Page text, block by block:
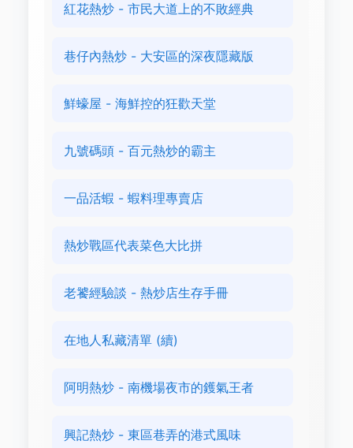
紅花熱炒 - 市民大道上的不敗經典
巷仔內熱炒 - 大安區的深夜隱藏版
鮮蠔屋 - 海鮮控的狂歡天堂
九號碼頭 - 百元熱炒的霸主
一品活蝦 - 蝦料理專賣店
熱炒戰區代表菜色大比拼
老饕經驗談 - 熱炒店生存手冊
在地人私藏清單 (續)
阿明熱炒 - 南機場夜市的鑊氣王者
興記熱炒 - 東區巷弄的港式風味